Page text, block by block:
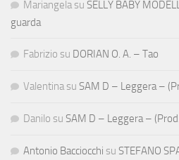
Mariangela su SELLY BABY
guarda
Fabrizio su DORIAN O. A. – Tao
Valentina su SAM D – Leggera –
Danilo su SAM D – Leggera –
Antonio Bacciocchi su STEFANO